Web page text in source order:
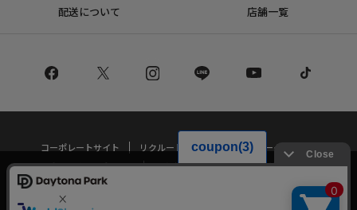
配送について 店舗一覧
コーポレートサイト リクルート
サステナブルマークについて
プライバシーポリシー
特定商取引法・古物営業法に基づく表記
当サイトでは利用体験の向上およびコンテンツの最適な提供、トラフィック
の分析を目的としてCookieを使用しています。